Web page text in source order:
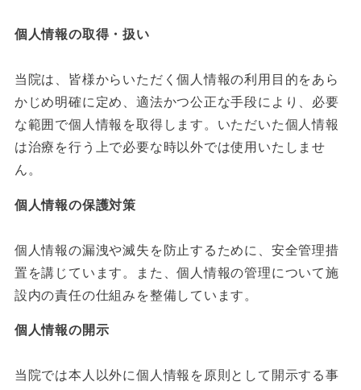
個人情報の取得・扱い
当院は、皆様からいただく個人情報の利用目的をあら
かじめ明確に定め、適法かつ公正な手段により、必要
な範囲で個人情報を取得します。いただいた個人情報
は治療を行う上で必要な時以外では使用いたしませ
ん。
個人情報の保護対策
個人情報の漏洩や滅失を防止するために、安全管理措
置を講じています。また、個人情報の管理について施
設内の責任の仕組みを整備しています。
個人情報の開示
当院では本人以外に個人情報を原則として開示する事